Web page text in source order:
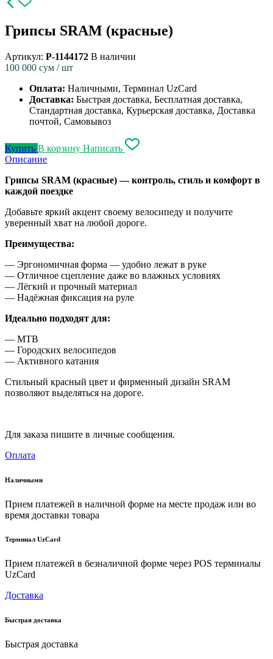
Грипсы SRAM (красные)
Артикул: P-1144172 В наличии
100 000 сум / шт
Оплата: Наличными, Терминал UzCard
Доставка: Быстрая доставка, Бесплатная доставка,
Стандартная доставка, Курьерская доставка, Доставка
почтой, Самовывоз
Купить В корзину Написать
Описание
Грипсы SRAM (красные) — контроль, стиль и комфорт в
каждой поездке
Добавьте яркий акцент своему велосипеду и получите
уверенный хват на любой дороге.
Преимущества:
— Эргономичная форма — удобно лежат в руке
— Отличное сцепление даже во влажных условиях
— Лёгкий и прочный материал
— Надёжная фиксация на руле
Идеально подходят для:
— MTB
— Городских велосипедов
— Активного катания
Стильный красный цвет и фирменный дизайн SRAM
позволяют выделяться на дороге.
Для заказа пишите в личные сообщения.
Оплата
Наличными
Прием платежей в наличной форме на месте продаж или во
время доставки товара
Терминал UzCard
Прием платежей в безналичной форме через POS терминалы
UzCard
Доставка
Быстрая доставка
Быстрая доставка